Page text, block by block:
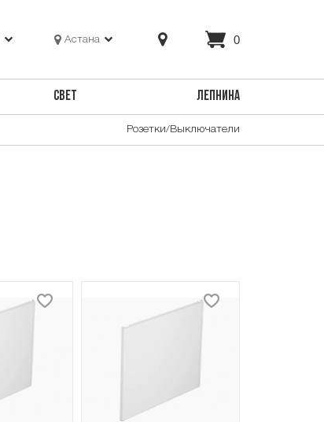
Астана 0
СВЕТ ЛЕПНИНА
Розетки/Выключатели